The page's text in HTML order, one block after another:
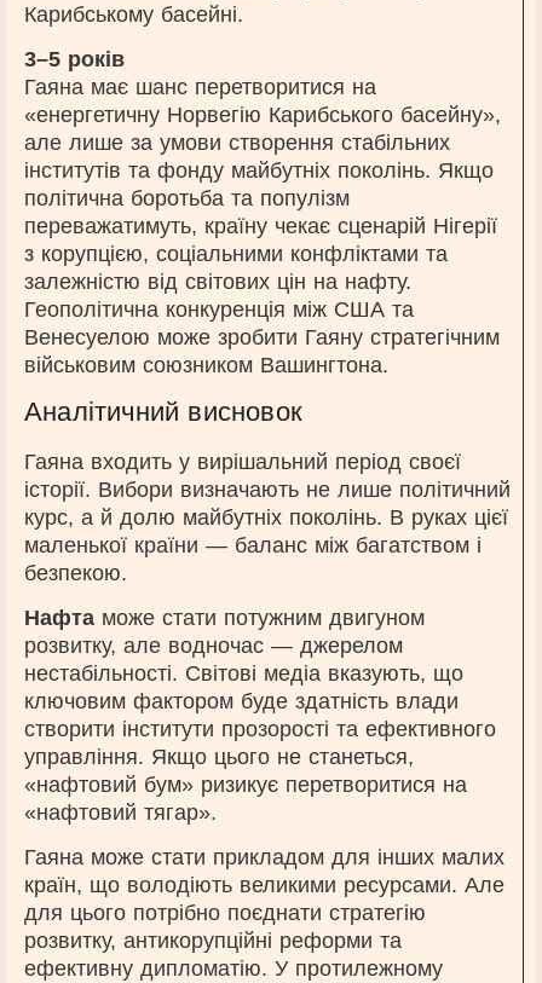
Карибському басейні.
3–5 років
Гаяна має шанс перетворитися на
«енергетичну Норвегію Карибського басейну»,
але лише за умови створення стабільних
інститутів та фонду майбутніх поколінь. Якщо
політична боротьба та популізм
переважатимуть, країну чекає сценарій Нігерії
з корупцією, соціальними конфліктами та
залежністю від світових цін на нафту.
Геополітична конкуренція між США та
Венесуелою може зробити Гаяну стратегічним
військовим союзником Вашингтона.
Аналітичний висновок
Гаяна входить у вирішальний період своєї
історії. Вибори визначають не лише політичний
курс, а й долю майбутніх поколінь. В руках цієї
маленької країни — баланс між багатством і
безпекою.
Нафта може стати потужним двигуном
розвитку, але водночас — джерелом
нестабільності. Світові медіа вказують, що
ключовим фактором буде здатність влади
створити інститути прозорості та ефективного
управління. Якщо цього не станеться,
«нафтовий бум» ризикує перетворитися на
«нафтовий тягар».
Гаяна може стати прикладом для інших малих
країн, що володіють великими ресурсами. Але
для цього потрібно поєднати стратегію
розвитку, антикорупційні реформи та
ефективну дипломатію. У протилежному